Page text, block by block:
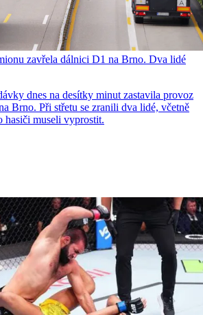
zavřela dálnici D1 na Brno. Dva lidé
dnes na desítky minut zastavila provoz
Brno. Při střetu se zranili dva lidé, včetně
hasiči museli vyprostit.